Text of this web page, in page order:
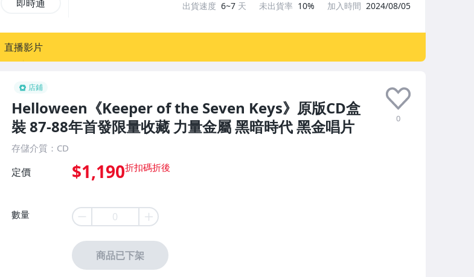
店鋪
Helloween《Keeper of the Seven Keys》原版CD盒
裝 87-88年首發限量收藏 力量金屬 黑暗時代 黑金唱片
0
存儲介質：CD
定價 $1,190
數量
商品已下架
即時通 出貨速度 6~7 天 未出貨率 10% 加入時間 2024/08/05
直播影片